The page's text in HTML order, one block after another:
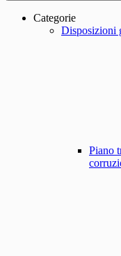
Categorie
Disposizioni
Piano